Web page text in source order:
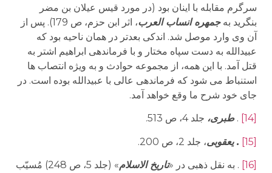
سرگرم مقابله با اینان بود (در مورد قیس عیلان بن مضر
بنگرید بهجمهره انساب العرب
، اثر ابن حزم، ص 179). پس از
آن وی وارد موصل شد. اندکی بعدتر در همان ناحیه بود که
عبیدالله به دست سپاه مختار و با فرماندهی ابراهیم اشتر به
قتل آمد. با این همه، از مجموعه حوادث و به ویژه انتصاب ها
استنباط می شود که فرماندهی عالی با عبیدالله بوده است. در
جای خود شرح ما وقع خواهد آمد.
[14]
.طبری، جلد 4، ص 513.
[15] . یعقوبی، جلد 2، ص 200.
[16] . به نقل ذهبی در «تاریخ الاسلام
» (جلد 5، ص 248) مُسیّب